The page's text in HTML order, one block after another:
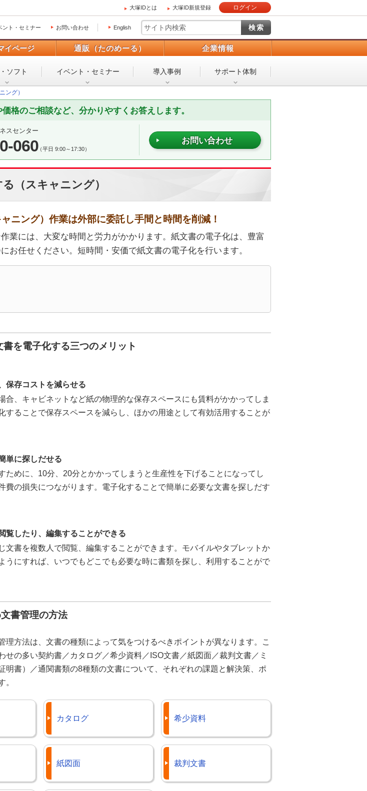
大塚IDとは 大塚ID新規登録 ログイン
ント・セミナー お問い合わせ English
イページ 通販（たのめーる） 企業情報
ソフト イベント・ セミナー 導入事例 サポート体制
ング）
格のご相談など、分かりやすくお答えします。
スセンター
060（平日 9:00～17:30）
お問い合わせ
（スキャニング）
ニング）作業は外部に委託し手間と時間を削減！
業には、大変な時間と労力がかかります。紙文書の電子化は、豊富
お任せください。短時間・安価で紙文書の電子化を行います。
書を電子化する三つのメリット
保存コストを減らせる
合、キャビネットなど紙の物理的な保存スペースにも賃料がかかってしま
することで保存スペースを減らし、ほかの用途として有効活用することが
単に探しだせる
ために、10分、20分とかかってしまうと生産性を下げることになってし
費の損失につながります。電子化することで簡単に必要な文書を探しだす
覧したり、編集することができる
文書を複数人で閲覧、編集することができます。モバイルやタブレットか
うにすれば、いつでもどこでも必要な時に書類を探し、利用することがで
文書管理の方法
理方法は、文書の種類によって気をつけるべきポイントが異なります。こ
せの多い契約書／カタログ／希少資料／ISO文書／紙図面／裁判文書／ミ
明書）／通関書類の8種類の文書について、それぞれの課題と解決策、ポ
。
カタログ 希少資料
紙図面 裁判文書